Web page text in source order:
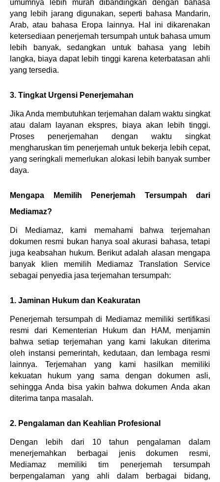
umumnya lebih murah dibandingkan dengan bahasa
yang lebih jarang digunakan, seperti bahasa Mandarin,
Arab, atau bahasa Eropa lainnya. Hal ini dikarenakan
ketersediaan penerjemah tersumpah untuk bahasa umum
lebih banyak, sedangkan untuk bahasa yang lebih
langka, biaya dapat lebih tinggi karena keterbatasan ahli
yang tersedia.
3. Tingkat Urgensi Penerjemahan
Jika Anda membutuhkan terjemahan dalam waktu singkat
atau dalam layanan ekspres, biaya akan lebih tinggi.
Proses penerjemahan dengan waktu singkat
mengharuskan tim penerjemah untuk bekerja lebih cepat,
yang seringkali memerlukan alokasi lebih banyak sumber
daya.
Mengapa Memilih Penerjemah Tersumpah dari
Mediamaz?
Di Mediamaz, kami memahami bahwa terjemahan
dokumen resmi bukan hanya soal akurasi bahasa, tetapi
juga keabsahan hukum. Berikut adalah alasan mengapa
banyak klien memilih Mediamaz Translation Service
sebagai penyedia jasa terjemahan tersumpah:
1. Jaminan Hukum dan Keakuratan
Penerjemah tersumpah di Mediamaz memiliki sertifikasi
resmi dari Kementerian Hukum dan HAM, menjamin
bahwa setiap terjemahan yang kami lakukan diterima
oleh instansi pemerintah, kedutaan, dan lembaga resmi
lainnya. Terjemahan yang kami hasilkan memiliki
kekuatan hukum yang sama dengan dokumen asli,
sehingga Anda bisa yakin bahwa dokumen Anda akan
diterima tanpa masalah.
2. Pengalaman dan Keahlian Profesional
Dengan lebih dari 10 tahun pengalaman dalam
menerjemahkan berbagai jenis dokumen resmi,
Mediamaz memiliki tim penerjemah tersumpah
berpengalaman yang ahli dalam berbagai bidang,